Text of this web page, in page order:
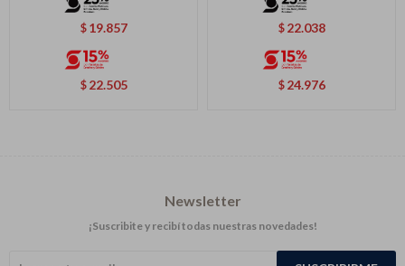
$ 19.857
$ 22.505
$ 22.038
$ 24.976
Newsletter
¡Suscribite y recibí todas nuestras novedades!